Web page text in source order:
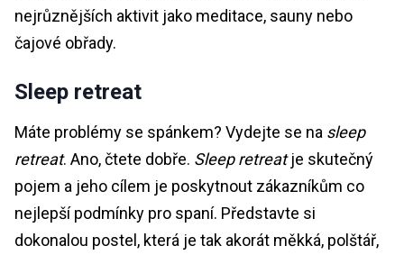
nejrůznějších aktivit jako meditace, sauny nebo
čajové obřady.
Sleep retreat
Máte problémy se spánkem? Vydejte se na sleep
retreat. Ano, čtete dobře. Sleep retreatje skutečný
pojem a jeho cílem je poskytnout zákazníkům co
nejlepší podmínky pro spaní. Představte si
dokonalou postel, která je tak akorát měkká, polštář,